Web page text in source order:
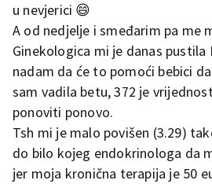
u nevjerici 😄
A od nedjelje i smeđarim pa me
Ginekologica mi je danas pustila
nadam da će to pomoći bebici
sam vadila betu, 372 je
ponoviti ponovo.
Tsh mi je malo povišen (3.29)
do bilo kojeg endokrinologa da
jer moja kronična terapija je 50